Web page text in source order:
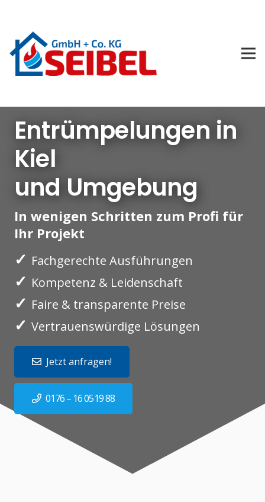
Entrümpelungen in
Kiel
und Umgebung
In wenigen Schritten zum Profi für
Ihr Projekt
✓ Fachgerechte Ausführungen
✓ Kompetenz & Leidenschaft
✓ Faire & transparente Preise
✓ Vertrauenswürdige Lösungen
Jetzt anfragen!
0176 – 16 0519 88